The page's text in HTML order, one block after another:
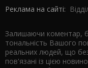
Реклама на сайті:
Залишаючи коментар,
тональність Вашого
реальних людей, що
пов'язані із цією